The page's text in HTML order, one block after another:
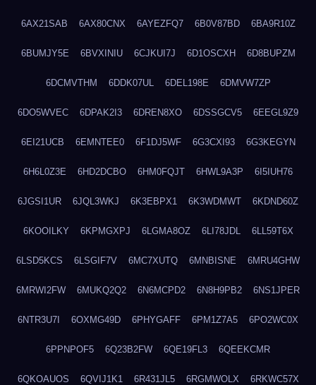
6AX21SAB 6AX80CNX 6AYEZFQ7 6B0V87BD 6BA9R10Z
6BUMJY5E 6BVXINIU 6CJKUI7J 6D1OSCXH 6D8BUPZM
6DCMVTHM 6DDK07UL 6DEL198E 6DMVW7ZP
6DO5WVEC 6DPAK2I3 6DREN8XO 6DSSGCV5 6EEGL9Z9
6EI21UCB 6EMNTEE0 6F1DJ5WF 6G3CXI93 6G3KEGYN
6H6L0Z3E 6HD2DCBO 6HM0FQJT 6HWL9A3P 6I5IUH76
6JGSI1UR 6JQL3WKJ 6K3EBPX1 6K3WDMWT 6KDND60Z
6KOOILKY 6KPMGXPJ 6LGMA8OZ 6LI78JDL 6LL59T6X
6LSD5KCS 6LSGIF7V 6MC7XUTQ 6MNBISNE 6MRU4GHW
6MRWI2FW 6MUKQ2Q2 6N6MCPD2 6N8H9PB2 6NS1JPER
6NTR3U7I 6OXMG49D 6PHYGAFF 6PM1Z7A5 6PO2WC0X
6PPNPOF5 6Q23B2FW 6QE19FL3 6QEEKCMR
6QKOAUOS 6QVIJ1K1 6R431JL5 6RGMWOLX 6RKWC57X